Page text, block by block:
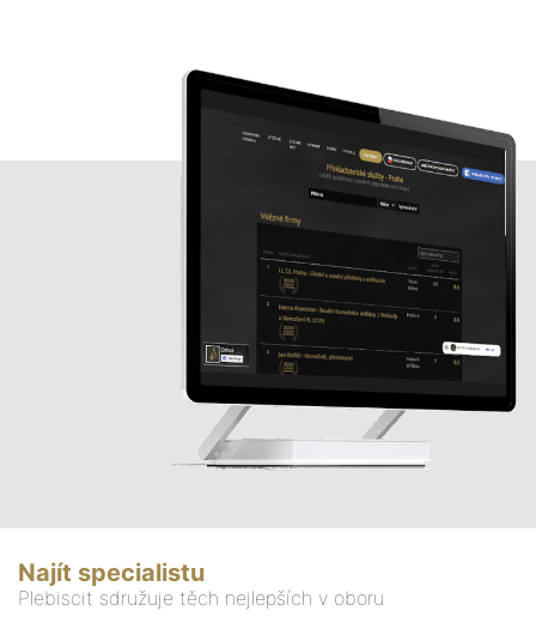
Najít specialistu
Plebiscit sdružuje těch nejlepších v oboru